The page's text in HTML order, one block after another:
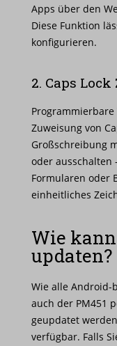
Apps über den
Diese Funktion
konfigurieren.
2. Caps
Zuweisung von
Großschreibung
oder ausschalten
Formularen oder
einheitliches
Wie
updaten?
Wie alle Android-
auch der PM451
geupdatet
verfügbar. Falls